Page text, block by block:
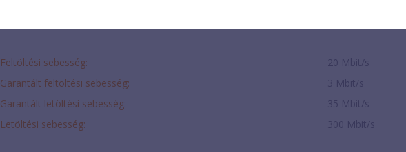
Feltöltési sebesség:
20 Mbit/s
Garantált feltöltési sebesség:
3 Mbit/s
Garantált letöltési sebesség:
35 Mbit/s
Letöltési sebesség:
300 Mbit/s